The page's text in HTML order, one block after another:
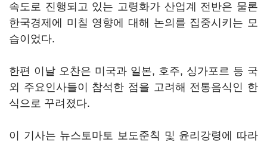
속도로 진행되고 있는 고령화가 산업계 전반은 물론
한국경제에 미칠 영향에 대해 논의를 집중시키는 모
습이었다.
한편 이날 오찬은 미국과 일본, 호주, 싱가포르 등 국
외 주요인사들이 참석한 점을 고려해 전통음식인 한
식으로 꾸려졌다.
이 기사는 뉴스토마토 보도준칙 및 윤리강령에 따라